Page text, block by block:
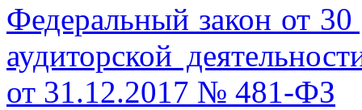
Федеральный закон от
аудиторской
от 31.12.2017 № 481-ФЗ